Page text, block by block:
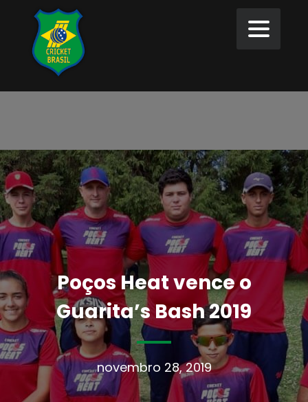
Poços Heat vence o
Guarita’s Bash 2019
novembro 28, 2019